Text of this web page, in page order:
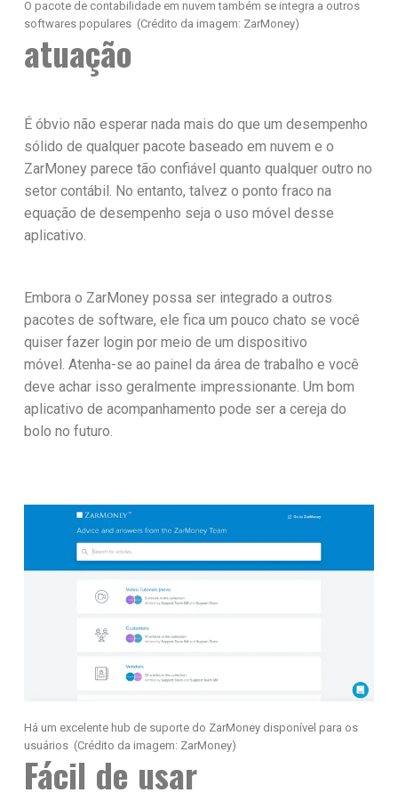
O pacote de contabilidade em nuvem também se integra a outros
softwares populares (Crédito da imagem: ZarMoney)
atuação
É óbvio não esperar nada mais do que um desempenho
sólido de qualquer pacote baseado em nuvem e o
ZarMoney parece tão confiável quanto qualquer outro no
setor contábil. No entanto, talvez o ponto fraco na
equação de desempenho seja o uso móvel desse
aplicativo.
Embora o ZarMoney possa ser integrado a outros
pacotes de software, ele fica um pouco chato se você
quiser fazer login por meio de um dispositivo
móvel. Atenha-se ao painel da área de trabalho e você
deve achar isso geralmente impressionante. Um bom
aplicativo de acompanhamento pode ser a cereja do
bolo no futuro.
Há um excelente hub de suporte do ZarMoney disponível para os
usuários (Crédito da imagem: ZarMoney)
Fácil de usar